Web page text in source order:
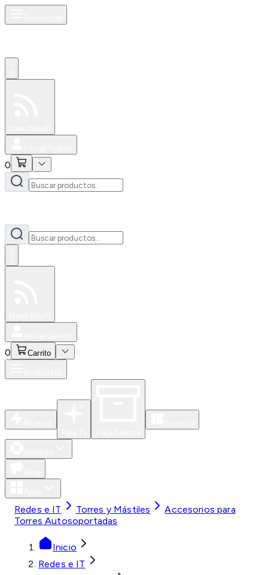
0
0 Carrito
Redes e IT Torres y Mástiles
Accesorios para
Torres Autosoportadas
Inicio
Redes e IT